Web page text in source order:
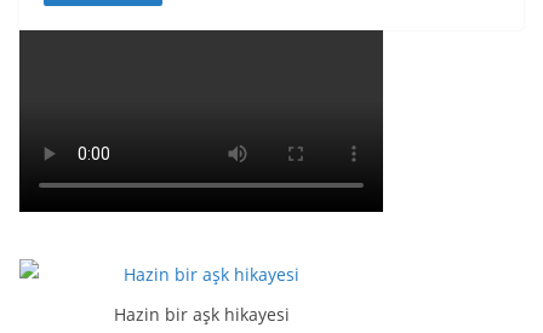
Hazin bir aşk hikayesi